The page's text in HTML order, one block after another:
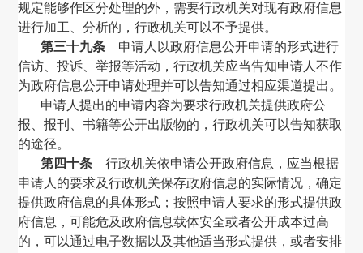
规定能够作区分处理的外，需要行政机关对现有政府信息
进行加工、分析的，行政机关可以不予提供。
第三十九条 申请人以政府信息公开申请的形式进行
信访、投诉、举报等活动，行政机关应当告知申请人不作
为政府信息公开申请处理并可以告知通过相应渠道提出。
申请人提出的申请内容为要求行政机关提供政府公
报、报刊、书籍等公开出版物的，行政机关可以告知获取
的途径。
第四十条 行政机关依申请公开政府信息，应当根据
申请人的要求及行政机关保存政府信息的实际情况，确定
提供政府信息的具体形式；按照申请人要求的形式提供政
府信息，可能危及政府信息载体安全或者公开成本过高
的，可以通过电子数据以及其他适当形式提供，或者安排